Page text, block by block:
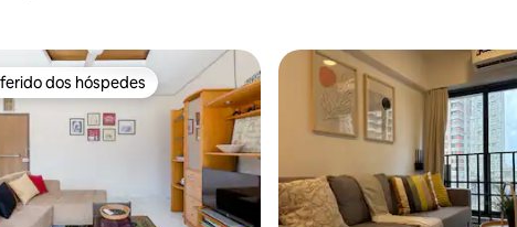
melhores preferidos dos hóspedes
dos hóspedes